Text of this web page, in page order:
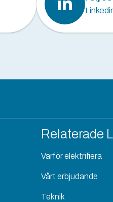
Relaterade
Varför elektrifiera
Vårt erbjudande
Teknik